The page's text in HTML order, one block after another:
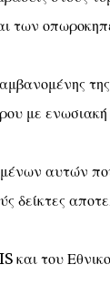
των
με
αυτών
δείκτες
και του